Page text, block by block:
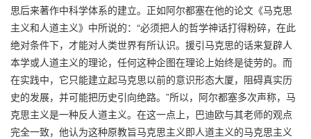
思后来著作中科学体系的建立。正如阿尔都塞在他的论文《马克思
主义和人道主义》中所说的：“必须把人的哲学神话打得粉碎，在此
绝对条件下，才能对人类世界有所认识。援引马克思的话来复辟人
本学或人道主义的理论，任何这种企图在理论上始终是徒劳的。而
在实践中，它只能建立起马克思以前的意识形态大厦，阻碍真实历
史的发展，并可能把历史引向绝路。”所以，阿尔都塞多次声称，马
克思主义是一种反人道主义。在这一点上，巴迪欧与其老师的观点
完全一致，他认为这种原教旨马克思主义即人道主义的马克思主义